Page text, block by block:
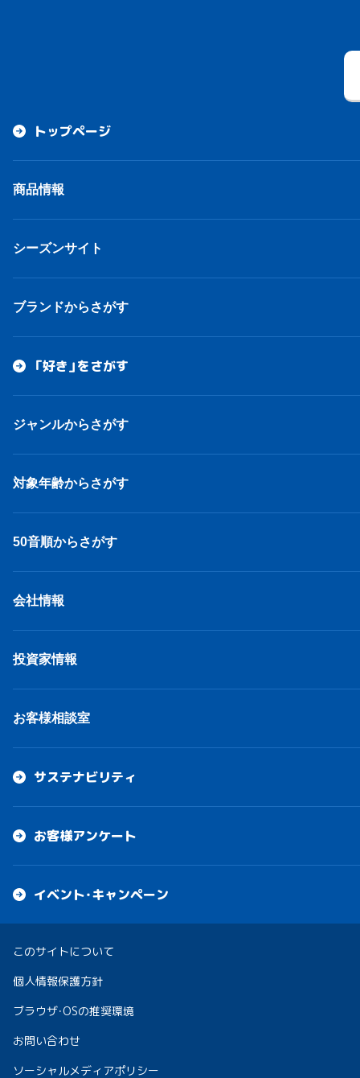
トップページ
商品情報
シーズンサイト
ブランドからさがす
「好き」をさがす
ジャンルからさがす
対象年齢からさがす
50音順からさがす
会社情報
投資家情報
お客様相談室
サステナビリティ
お客様アンケート
イベント・キャンペーン
このサイトについて
個人情報保護方針
ブラウザ・OSの推奨環境
お問い合わせ
ソーシャルメディアポリシー